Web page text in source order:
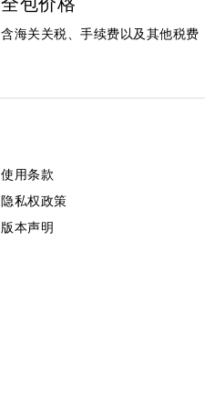
全包价格
含海关关税、手续费以及其他税费
使用条款
隐私权政策
版本声明